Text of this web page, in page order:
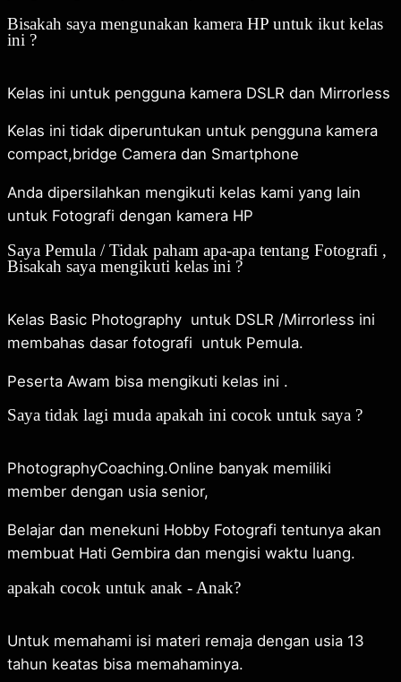
Bisakah saya mengunakan kamera HP untuk ikut kelas
ini ?
Kelas ini untuk pengguna kamera DSLR dan Mirrorless
Kelas ini tidak diperuntukan untuk pengguna kamera
compact,bridge Camera dan Smartphone
Anda dipersilahkan mengikuti kelas kami yang lain
untuk Fotografi dengan kamera HP
Saya Pemula / Tidak paham apa-apa tentang Fotografi ,
Bisakah saya mengikuti kelas ini ?
Kelas Basic Photography untuk DSLR /Mirrorless ini
membahas dasar fotografi untuk Pemula.
Peserta Awam bisa mengikuti kelas ini .
Saya tidak lagi muda apakah ini cocok untuk saya ?
PhotographyCoaching.Online banyak memiliki
member dengan usia senior,
Belajar dan menekuni Hobby Fotografi tentunya akan
membuat Hati Gembira dan mengisi waktu luang.
apakah cocok untuk anak - Anak?
Untuk memahami isi materi remaja dengan usia 13
tahun keatas bisa memahaminya.